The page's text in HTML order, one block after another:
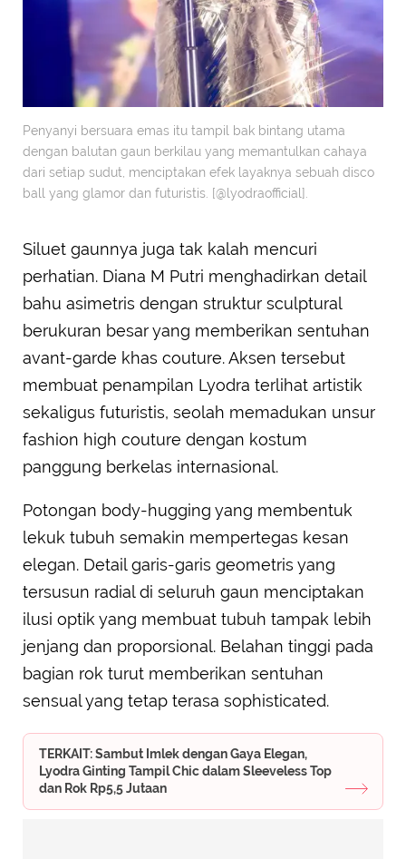
Penyanyi bersuara emas itu tampil bak bintang utama
dengan balutan gaun berkilau yang memantulkan cahaya
dari setiap sudut, menciptakan efek layaknya sebuah disco
ball yang glamor dan futuristis. [@lyodraofficial].
Siluet gaunnya juga tak kalah mencuri
perhatian. Diana M Putri menghadirkan detail
bahu asimetris dengan struktur sculptural
berukuran besar yang memberikan sentuhan
avant-garde khas couture. Aksen tersebut
membuat penampilan Lyodra terlihat artistik
sekaligus futuristis, seolah memadukan unsur
fashion high couture dengan kostum
panggung berkelas internasional.
Potongan body-hugging yang membentuk
lekuk tubuh semakin mempertegas kesan
elegan. Detail garis-garis geometris yang
tersusun radial di seluruh gaun menciptakan
ilusi optik yang membuat tubuh tampak lebih
jenjang dan proporsional. Belahan tinggi pada
bagian rok turut memberikan sentuhan
sensual yang tetap terasa sophisticated.
TERKAIT: Sambut Imlek dengan Gaya Elegan,
Lyodra Ginting Tampil Chic dalam Sleeveless Top
dan Rok Rp5,5 Jutaan